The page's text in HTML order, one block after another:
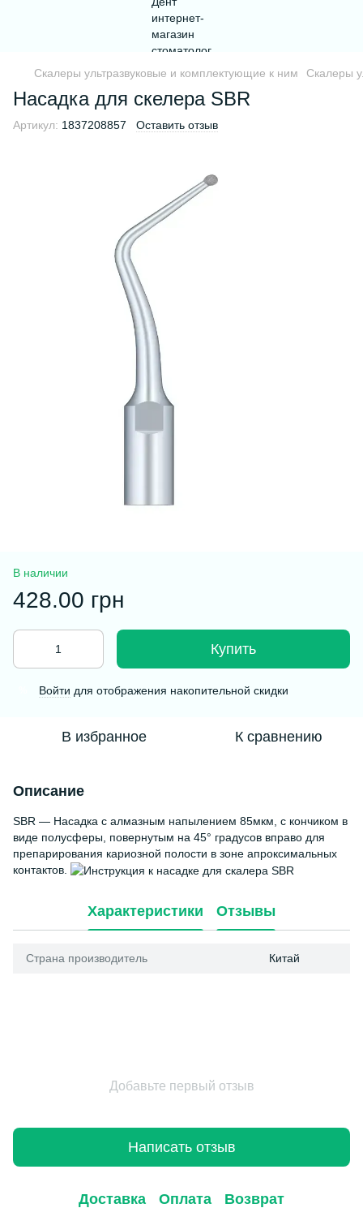
Скалеры ультразвуковые и комплектующие к ним Скалеры
Насадка для скелера SBR
Артикул: 1837208857 Оставить отзыв
В наличии
428.00 грн
Купить
Войти для отображения накопительной скидки
В избранное К сравнению
Описание
SBR — Насадка с алмазным напылением 85мкм, с кончиком в
виде полусферы, повернутым на 45° градусов вправо для
препарирования кариозной полости в зоне апроксимальных
контактов.
Характеристики Отзывы
Страна производитель Китай
Добавьте первый отзыв
Написать отзыв
Доставка Оплата Возврат